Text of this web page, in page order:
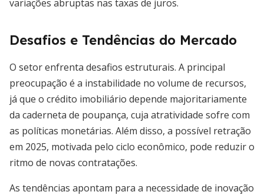
variações abruptas nas taxas de juros.
Desafios e Tendências do Mercado
O setor enfrenta desafios estruturais. A principal
preocupação é a instabilidade no volume de recursos,
já que o crédito imobiliário depende majoritariamente
da caderneta de poupança, cuja atratividade sofre com
as políticas monetárias. Além disso, a possível retração
em 2025, motivada pelo ciclo econômico, pode reduzir o
ritmo de novas contratações.
As tendências apontam para a necessidade de inovação